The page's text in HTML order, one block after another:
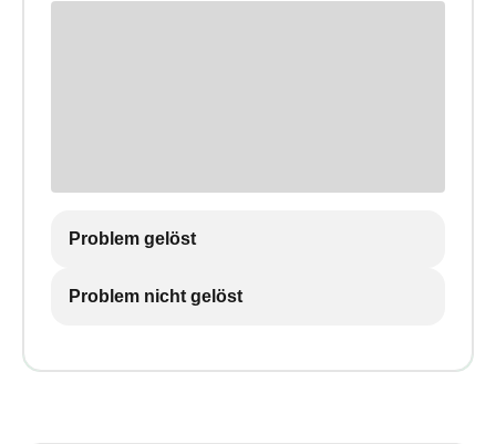
Problem gelöst
Problem nicht gelöst